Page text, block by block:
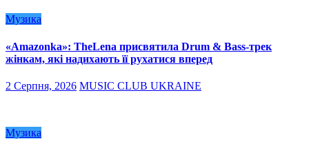
Музика
«Amazonka»: TheLena присвятила Drum & Bass-трек
жінкам, які надихають її рухатися вперед
2 Серпня, 2026 MUSIC CLUB UKRAINE
Музика